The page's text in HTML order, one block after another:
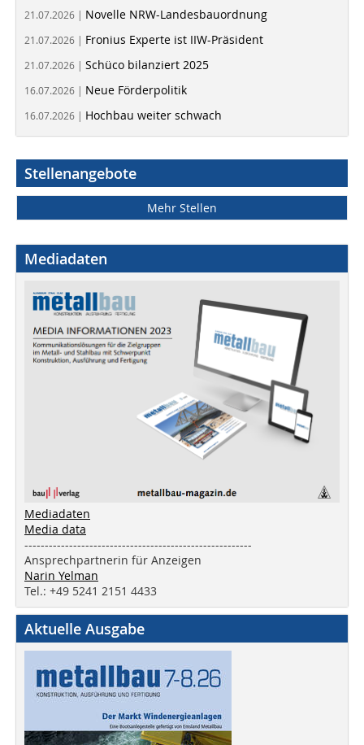
21.07.2026 | Novelle NRW-Landesbauordnung
21.07.2026 | Fronius Experte ist IIW-Präsident
21.07.2026 | Schüco bilanziert 2025
16.07.2026 | Neue Förderpolitik
16.07.2026 | Hochbau weiter schwach
Stellenangebote
Mehr Stellen
Mediadaten
Mediadaten
Media data
--------------------------------------------------------
Ansprechpartnerin für Anzeigen
Narin Yelman
Tel.: +49 5241 2151 4433
Aktuelle Ausgabe